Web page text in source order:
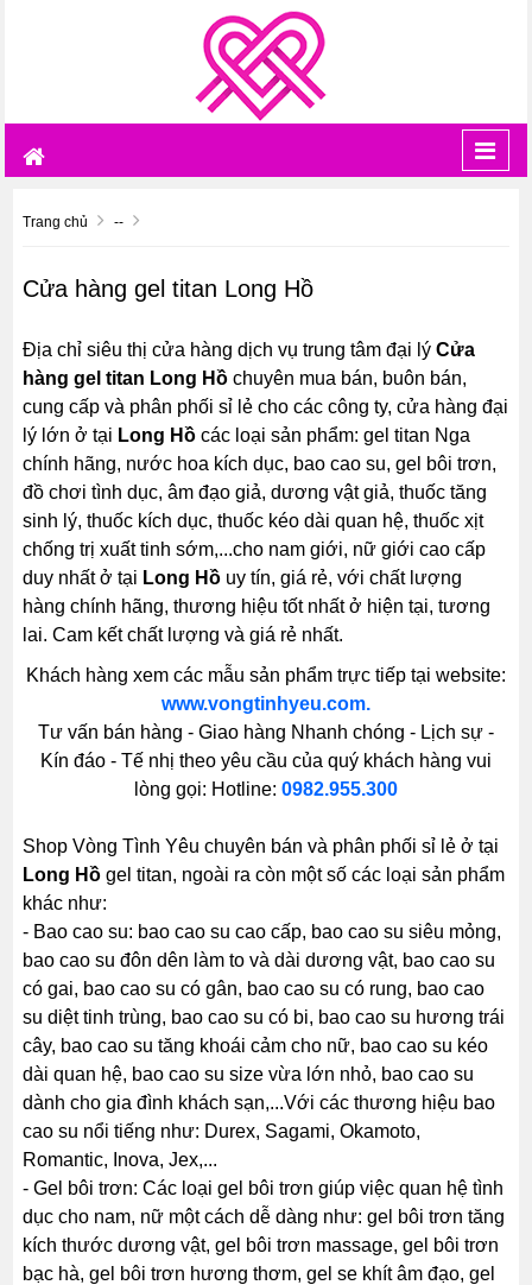
Trang chủ --
Cửa hàng gel titan Long Hồ
Địa chỉ siêu thị cửa hàng dịch vụ trung tâm đại lýCửa
hàng gel titan Long Hồ chuyên mua bán, buôn bán,
cung cấp và phân phối sỉ lẻ cho các công ty, cửa hàng đại
lý lớn ở tại Long Hồ các loại sản phẩm: gel titan Nga
chính hãng, nước hoa kích dục, bao cao su, gel bôi trơn,
đồ chơi tình dục, âm đạo giả, dương vật giả, thuốc tăng
sinh lý, thuốc kích dục, thuốc kéo dài quan hệ, thuốc xịt
chống trị xuất tinh sớm,...cho nam giới, nữ giới cao cấp
duy nhất ở tại Long Hồ uy tín, giá rẻ, với chất lượng
hàng chính hãng, thương hiệu tốt nhất ở hiện tại, tương
lai. Cam kết chất lượng và giá rẻ nhất.
Khách hàng xem các mẫu sản phẩm trực tiếp tại website:
www.vongtinhyeu.com.
Tư vấn bán hàng - Giao hàng Nhanh chóng - Lịch sự -
Kín đáo - Tế nhị theo yêu cầu của quý khách hàng vui
lòng gọi: Hotline: 0982.955.300
Shop Vòng Tình Yêu chuyên bán và phân phối sỉ lẻ ở tại
Long Hồ gel titan, ngoài ra còn một số các loại sản phẩm
khác như:
- Bao cao su: bao cao su cao cấp, bao cao su siêu mỏng,
bao cao su đôn dên làm to và dài dương vật, bao cao su
có gai, bao cao su có gân, bao cao su có rung, bao cao
su diệt tinh trùng, bao cao su có bi, bao cao su hương trái
cây, bao cao su tăng khoái cảm cho nữ, bao cao su kéo
dài quan hệ, bao cao su size vừa lớn nhỏ, bao cao su
dành cho gia đình khách sạn,...Với các thương hiệu bao
cao su nổi tiếng như: Durex, Sagami, Okamoto,
Romantic, Inova, Jex,...
- Gel bôi trơn: Các loại gel bôi trơn giúp việc quan hệ tình
dục cho nam, nữ một cách dễ dàng như: gel bôi trơn tăng
kích thước dương vật, gel bôi trơn massage, gel bôi trơn
bạc hà, gel bôi trơn hương thơm, gel se khít âm đạo, gel